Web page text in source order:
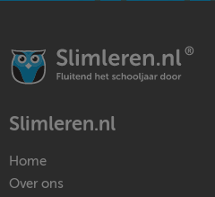
Slimleren.nl
Home
Over ons